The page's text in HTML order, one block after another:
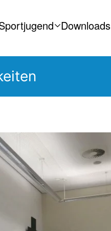
Downloads